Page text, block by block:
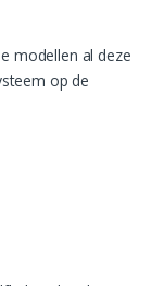
modellen al deze
op de